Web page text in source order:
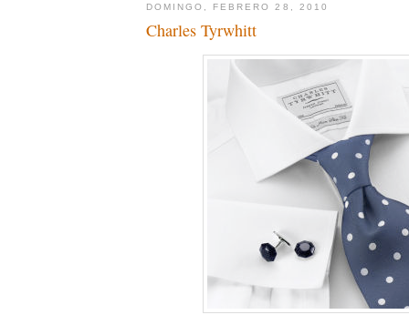
DOMINGO, FEBRERO 28, 2010
Charles Tyrwhitt